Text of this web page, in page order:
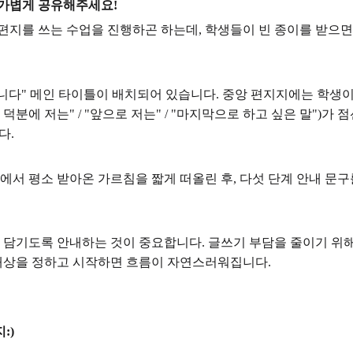
볍게 공유해주세요!
를 쓰는 수업을 진행하곤 하는데, 학생들이 빈 종이를 받으
" 메인 타이틀이 배치되어 있습니다. 중앙 편지지에는 학생
분에 저는" / "앞으로 저는" / "마지막으로 하고 싶은 말")가
.
서 평소 받아온 가르침을 짧게 떠올린 후, 다섯 단계 안내 문
기도록 안내하는 것이 중요합니다. 글쓰기 부담을 줄이기
을 정하고 시작하면 흐름이 자연스러워집니다.
:)